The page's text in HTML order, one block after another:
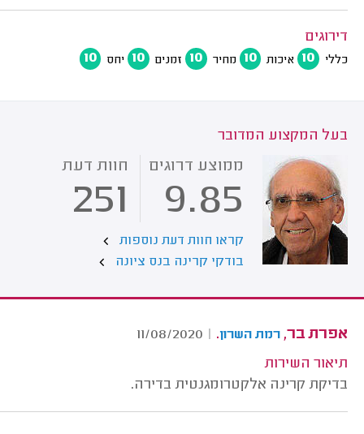
דירוגים
כללי 10 איכות 10 מחיר 10 זמנים 10 יחס 10
בעל המקצוע המדובר
ממוצע דרוגים
9.85
חוות דעת
251
קראו חוות דעת נוספות
בודקי קרינה בנס ציונה
אפרת בר, רמת השרון.
|
11/08/2020
תיאור השירות
בדיקת קרינה אלקטרומגנטית בדירה.